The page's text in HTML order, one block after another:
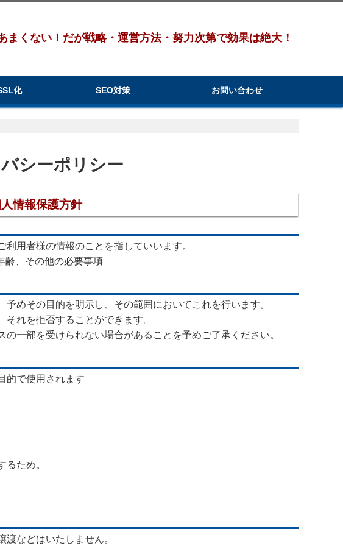
まくない！だが戦略・運営方法・努力次第で効果は絶大！
化 SEO対策 お問い合わせ
シーポリシー
情報保護方針
用者様の情報のことを指していいます。
齢、その他の必要事項
めその目的を明示し、その範囲においてこれを行います。
れを拒否することができます。
一部を受けられない場合があることを予めご了承ください。
的で使用されます
るため。
などはいたしません。